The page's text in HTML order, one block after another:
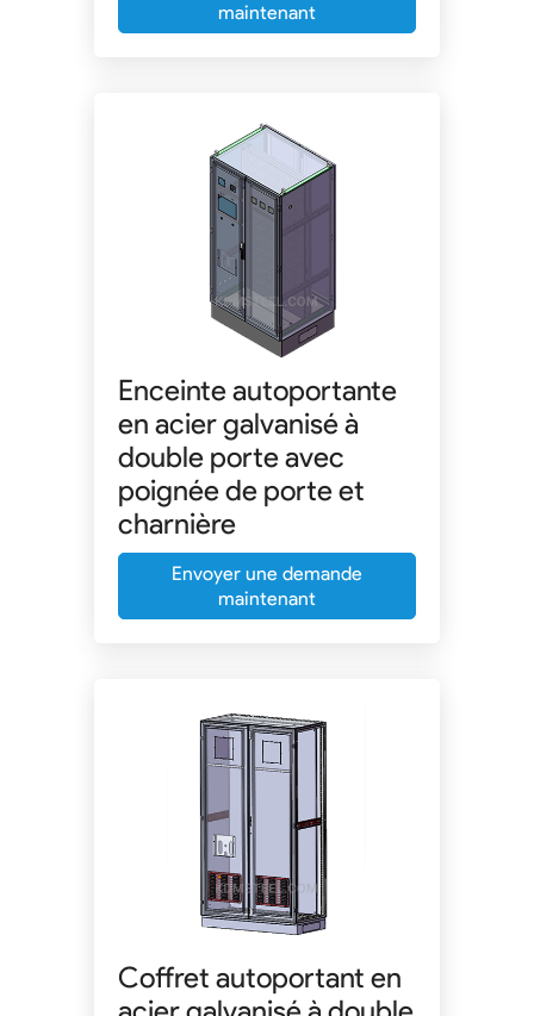
maintenant
Enceinte autoportante
en acier galvanisé à
double porte avec
poignée de porte et
charnière
Envoyer une demande
maintenant
Coffret autoportant en